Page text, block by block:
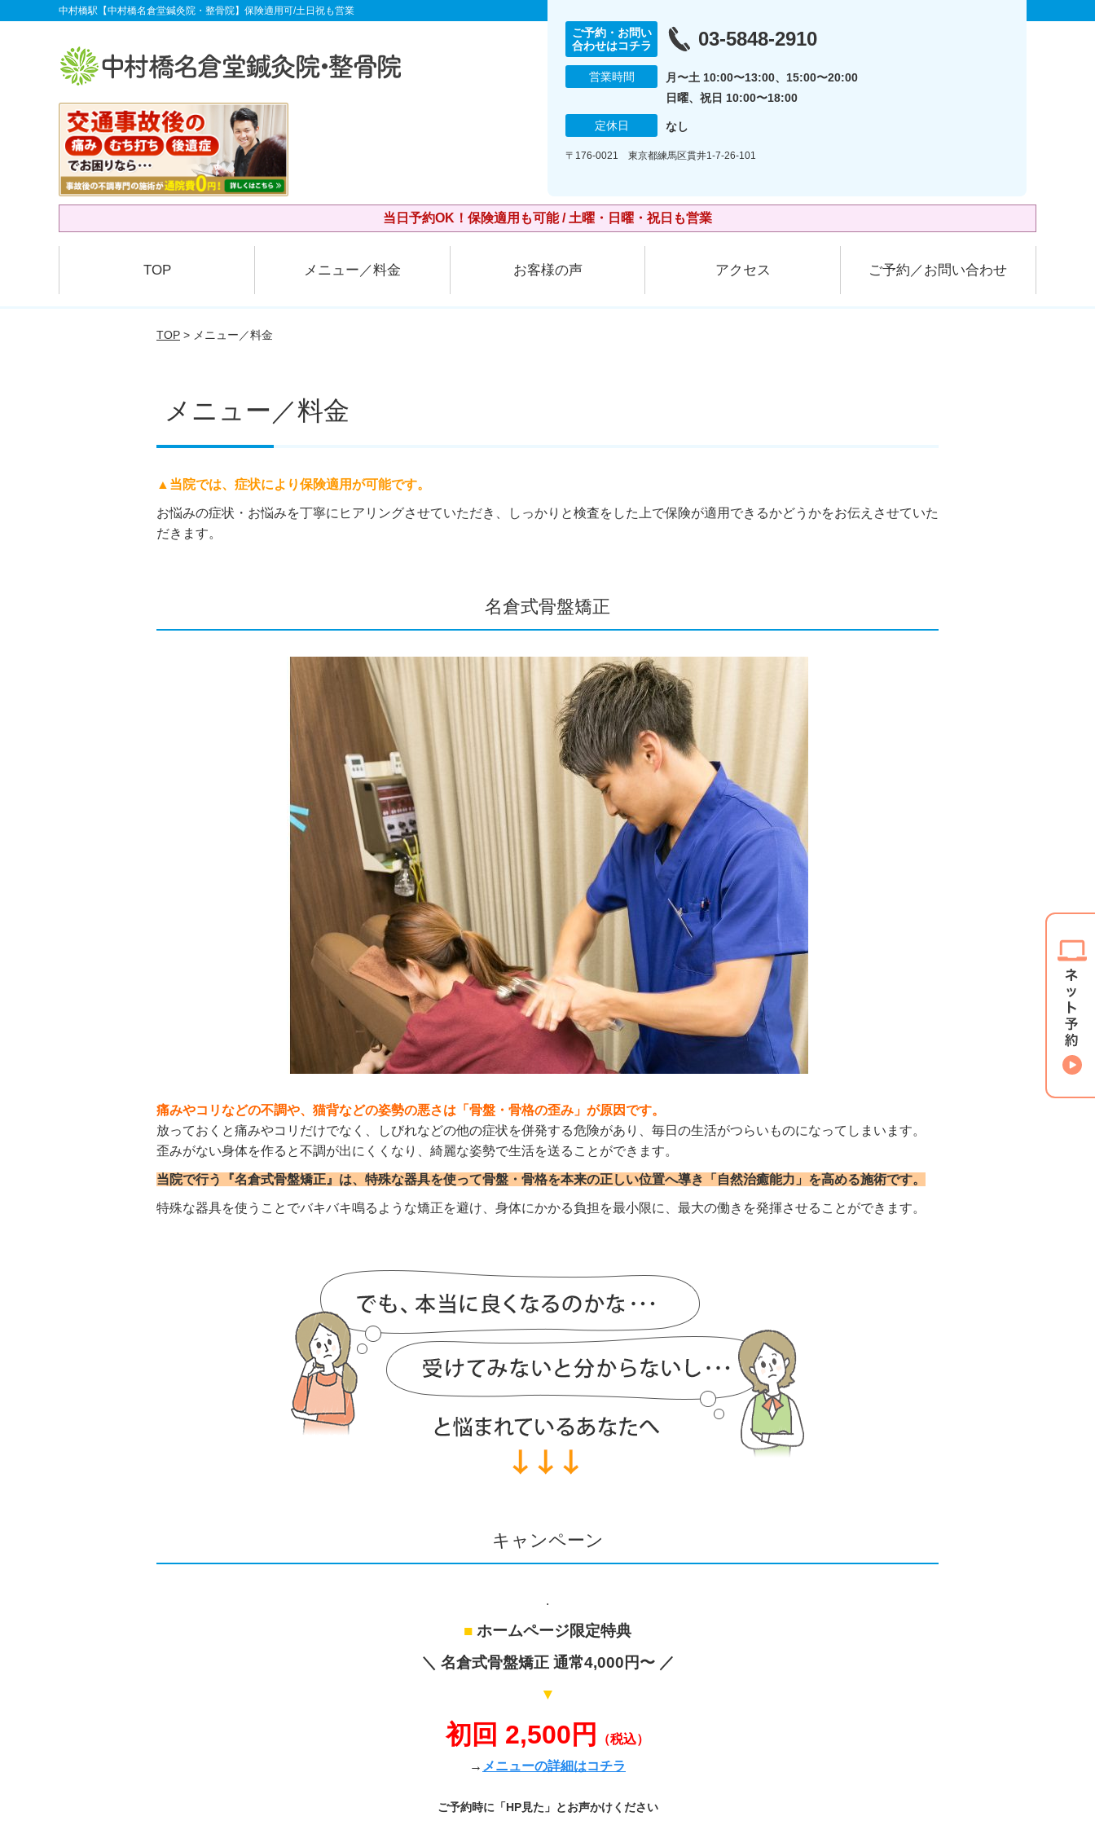
中村橋駅【中村橋名倉堂鍼灸院・整骨院】保険適用可/土日祝も営業
ご予約・お問い
合わせはコチラ
03-5848-2910
営業時間
月〜土 10:00〜13:00、15:00〜20:00
日曜、祝日 10:00〜18:00
定休日 なし
〒176-0021 東京都練馬区貫井1-7-26-101
当日予約OK！保険適用も可能 / 土曜・日曜・祝日も営業
TOP メニュー／料金 お客様の声 アクセス ご予約／お問い合わせ
TOP > メニュー／料金
メニュー／料金
▲当院では、症状により保険適用が可能です。
お悩みの症状・お悩みを丁寧にヒアリングさせていただき、しっかりと検査をした上で保険が適用できるかどうかをお伝えさせていた
だきます。
名倉式骨盤矯正
痛みやコリなどの不調や、猫背などの姿勢の悪さは「骨盤・骨格の歪み」が原因です。
放っておくと痛みやコリだけでなく、しびれなどの他の症状を併発する危険があり、毎日の生活がつらいものになってしまいます。
歪みがない身体を作ると不調が出にくくなり、綺麗な姿勢で生活を送ることができます。
当院で行う『名倉式骨盤矯正』は、特殊な器具を使って骨盤・骨格を本来の正しい位置へ導き「自然治癒能力」を高める施術です。
特殊な器具を使うことでバキバキ鳴るような矯正を避け、身体にかかる負担を最小限に、最大の働きを発揮させることができます。
キャンペーン
.
■ ホームページ限定特典
＼ 名倉式骨盤矯正 通常4,000円〜 ／
▼
初回 2,500円
（税込）
→ メニューの詳細はコチラ
ご予約時に「HP見た」とお声かけください